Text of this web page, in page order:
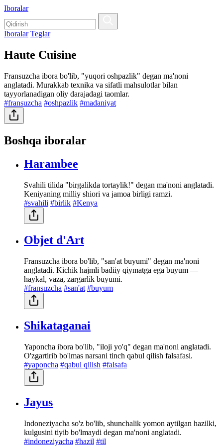
Iboralar
Iboralar Teglar
Haute Cuisine
Fransuzcha ibora bo'lib, "yuqori oshpazlik" degan ma'noni
anglatadi. Murakkab texnika va sifatli mahsulotlar bilan
tayyorlanadigan oliy darajadagi taomlar.
#fransuzcha #oshpazlik #madaniyat
Boshqa iboralar
Harambee
Svahili tilida "birgalikda tortaylik!" degan ma'noni anglatadi.
Keniyaning milliy shiori va jamoa birligi ramzi.
#svahili #birlik #Kenya
Objet d'Art
Fransuzcha ibora bo'lib, "san'at buyumi" degan ma'noni
anglatadi. Kichik hajmli badiiy qiymatga ega buyum —
haykal, vaza, zargarlik buyumi.
#fransuzcha #san'at #buyum
Shikataganai
Yaponcha ibora bo'lib, "iloji yo'q" degan ma'noni anglatadi.
O'zgartirib bo'lmas narsani tinch qabul qilish falsafasi.
#yaponcha #qabul qilish #falsafa
Jayus
Indoneziyacha so'z bo'lib, shunchalik yomon aytilgan hazilki,
kulgusini tiyib bo'lmaydi degan ma'noni anglatadi.
#indoneziyacha #hazil #til